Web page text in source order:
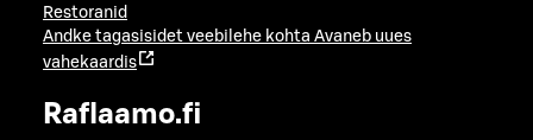
Restoranid
Andke tagasisidet veebilehe kohta Avaneb uues
vahekaardis
Raflaamo.fi